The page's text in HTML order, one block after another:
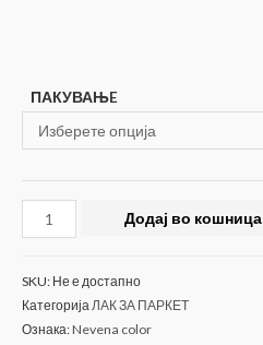
ПАКУВАЊE
Маса
за
паркет
Додај во кошница
SKU: Не е достапно
КатегоријаЛАК ЗА ПАРКЕТ
Ознака:Nevena color